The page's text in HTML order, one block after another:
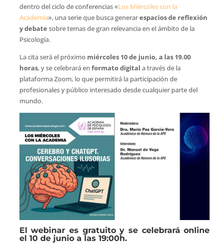
dentro del ciclo de conferencias «Los Miércoles con la
Academia», una serie que busca generarespacios de reflexión
y debate sobre temas de gran relevancia en el ámbito de la
Psicología.
La cita será el próximo miércoles 10 de junio, a las 19.00
horas, y se celebrará en formato digital a través de la
plataforma Zoom, lo que permitirá la participación de
profesionales y público interesado desde cualquier parte del
mundo.
El webinar es gratuito y se celebrará online
el 10 de junio a las 19:00h.